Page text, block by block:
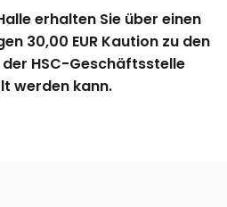
erhalten Sie über einen
30,00 EUR Kaution zu den
HSC-Geschäftsstelle
werden kann.